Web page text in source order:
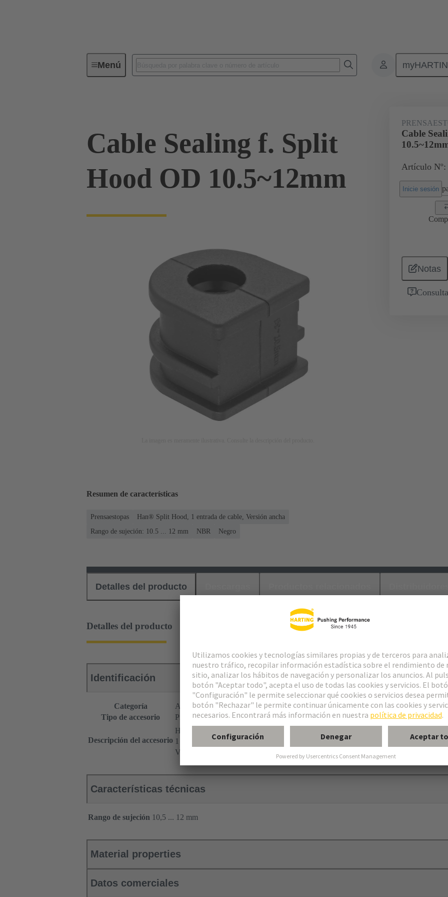
MenúConectores industriales / Han® Accesorios Junta de
Cable Sealing f. Split
Hood OD 10.5~12mm
Cable
Artículo Nº:
Inicie sesión
Notas
Resumen de características
Prensaestopas
Han® Split Hood, 1 entrada de cable, Versión ancha
Rango de sujeción: 10.5 ... 12 mm
NBR Negro
Detalles del producto
Detalles del producto
Identificación
Categoría
Accesorios
Tipo de accesorio
Prensaestopas
Descripción del accesorio
Han ®
1 entrada de cable
Versión ancha
Características técnicas
Rango de sujeción 10,5 ... 12 mm
Material properties
Datos comerciales